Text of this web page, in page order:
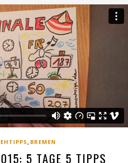
, BREMEN
5 TAGE 5 TIPPS